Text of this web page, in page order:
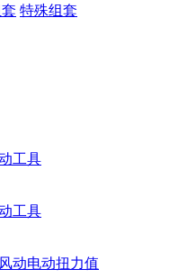
特殊组套
工具
工具
动电动扭力值